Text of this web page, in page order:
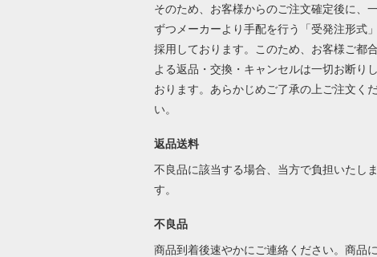
そのため、お客様からのご注文確定後に、
ずつメーカーより手配を行う「受発注形式
採用しております。このため、お客様ご都
よる返品・交換・キャンセルは一切お断り
おります。あらかじめご了承の上ご注文く
い。
返品送料
不良品に該当する場合、当方で負担いたしま
す。
不良品
商品到着後速やかにご連絡ください。商品